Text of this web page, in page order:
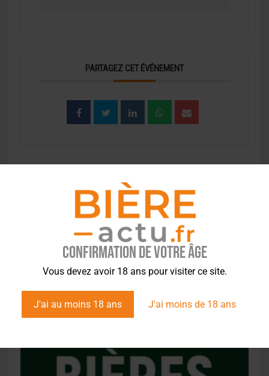
Confirmation de votre âge
Vous devez avoir 18 ans pour visiter ce site.
J'ai au moins 18 ans J'ai moins de 18 ans
PARTAGEZ CET ÉVÉNEMENT
EVÉNEMENT À LA UNE